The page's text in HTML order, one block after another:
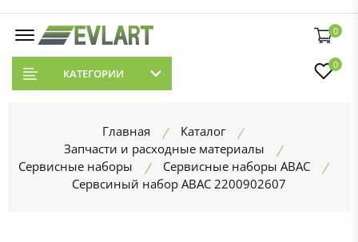
0
КАТЕГОРИИ
0
Главная
Каталог
Запчасти и расходные материалы
Сервисные наборы
Сервисные наборы ABAC
Сервсиный набор ABAC 2200902607